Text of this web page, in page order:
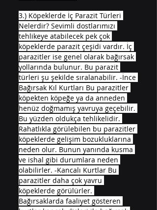
3.) Köpeklerde İç Parazit Türleri
Nelerdir? Sevimli dostlarımızı
tehlikeye atabilecek pek çok
köpeklerde parazit çeşidi vardır. İç
parazitler ise genel olarak bağırsak
yollarında bulunur. Bu parazit
türleri şu şekilde sıralanabilir. -İnce
Bağırsak Kıl Kurtları Bu parazitler
köpekten köpeğe ya da anneden
henüz doğmamış yavruya geçebilir.
Bu yüzden oldukça tehlikelidir.
Rahatlıkla görülebilen bu parazitler
köpeklerde gelişim bozukluklarına
neden olur. Bunun yanında kusma
ve ishal gibi durumlara neden
olabilirler. -Kancalı Kurtlar Bu
parazitler daha çok yavru
köpeklerde görülürler.
Bağırsaklarda faaliyet gösteren